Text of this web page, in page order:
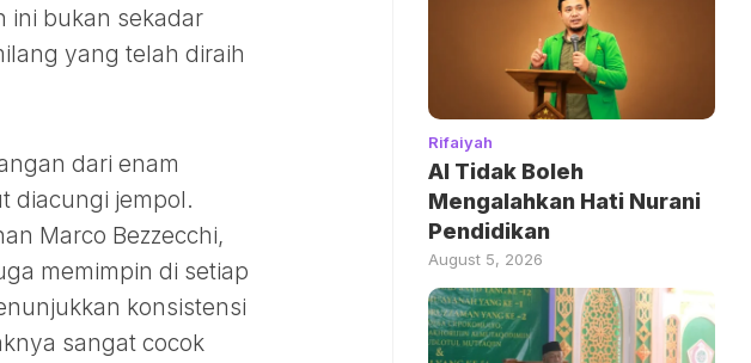
ini bukan sekadar
yang telah diraih
dari enam
diacungi jempol.
Marco Bezzecchi,
memimpin di setiap
konsistensi
sangat cocok
Rifaiyah
AI Tidak Boleh
Mengalahkan Hati Nurani
Pendidikan
August 5, 2026